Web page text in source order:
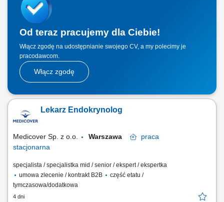
dokumentacji medycznej.
Od teraz pracujemy dla Ciebie!
Włącz zgodę na udostępnianie swojego CV, a my polecimy je
pracodawcom.
Włącz zgodę
Lekarz Endokrynolog
Medicover Sp. z o.o. Warszawa
praca
stacjonarna
specjalista / specjalistka mid / senior / ekspert / ekspertka
umowa zlecenie / kontrakt B2B
część etatu /
tymczasowa/dodatkowa
4 dni